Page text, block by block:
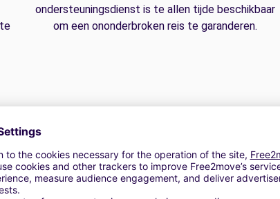
ondersteuningsdienst is te allen tijde beschikbaar
om een ononderbroken reis te garanderen.